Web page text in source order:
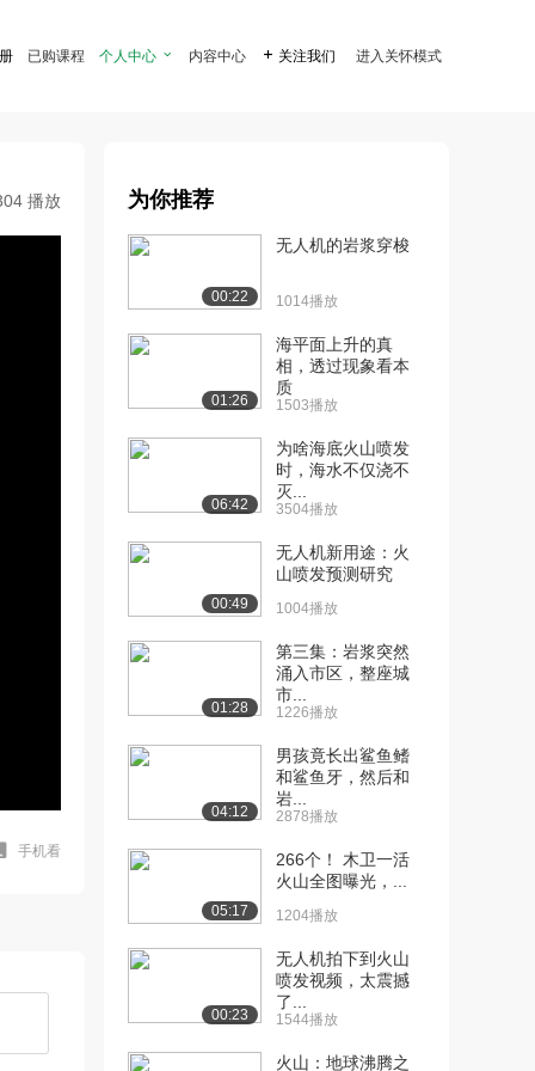
已购课程 个人中心  内容中心  关注我们 进入关怀模式
播放
手机看
为你推荐
00:22
无人机的岩浆穿梭
1014播放
01:26
海平面上升的真
相，透过现象看本
质
1503播放
06:42
为啥海底火山喷发
时，海水不仅浇不
灭...
3504播放
00:49
无人机新用途：火
山喷发预测研究
1004播放
01:28
第三集：岩浆突然
涌入市区，整座城
市...
1226播放
04:12
男孩竟长出鲨鱼鳍
和鲨鱼牙，然后和
岩...
2878播放
05:17
266个！ 木卫一活
火山全图曝光，...
1204播放
00:23
无人机拍下到火山
喷发视频，太震撼
了...
1544播放
火山：地球沸腾之